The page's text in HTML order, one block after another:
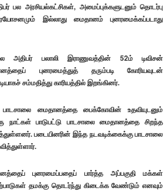
பல அரசியல்கட்சிகள், அமைப்புக்களுடனும் தொடர்பு
இல்லாது மைதானம் புனரமைக்கப்படாது
அதிபர் பலாலி இராணுவத்தின் 52ம் டிவிசன்
புனரமைத்துத் தரும்படி கோரியவுடன்
சம்மதித்து காரியத்தில் இறங்கினர்.
மைதானத்தை பைக்கோவின் உதவியுடனும்
நாட்கள் பாடுபட்டு பாடசாலை மைதானத்தை சிறந்த
படையினரின் இந்த நடவடிக்கைக்கு பாடசாலை
புனரமைப்பதைப் பார்த்த அப்பகுதி மக்கள்
தமக்கு தொடர்ந்து கிடைக்க வேண்டும் எனவும்